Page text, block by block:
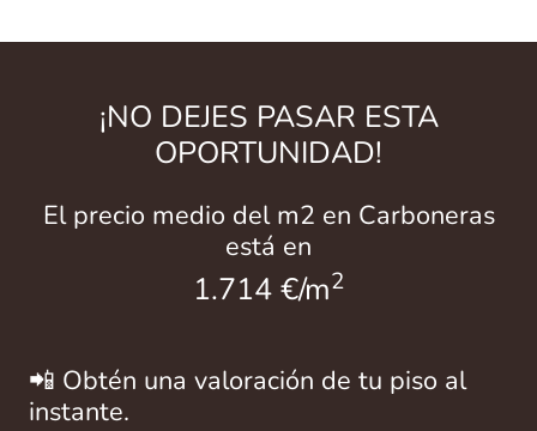
¡NO DEJES PASAR ESTA
OPORTUNIDAD!
El precio medio del m2 en Carboneras
está en
1.714 €/m2
📲 Obtén una valoración de tu piso al
instante.